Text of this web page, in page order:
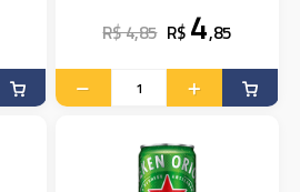
R$ 4,85 R$ 4,85